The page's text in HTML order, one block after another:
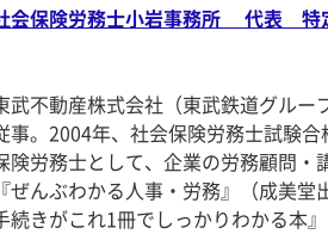
会保険労務士小岩事務所 代表 特
不動産株式会社（東武鉄道グルー
。2004年、社会保険労務士試験合
労務士として、企業の労務顧問・
んぶわかる人事・労務』（成美堂
きがこれ1冊でしっかりわかる本